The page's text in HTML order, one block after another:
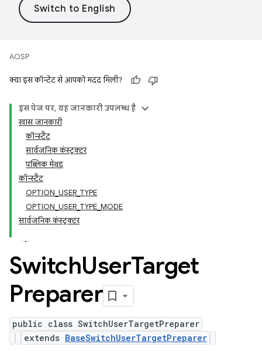
AOSP
क्या इस कॉन्टेंट से आपको मदद मिली?
इस पेज पर, यह जानकारी उपलब्ध है
खास जानकारी
कॉन्स्टैंट
सार्वजनिक कंस्ट्रक्टर
पब्लिक मेथड
कॉन्स्टैंट
OPTION_USER_TYPE
OPTION_USER_TYPE_MODE
सार्वजनिक कंस्ट्रक्टर
SwitchUserTarget
Preparer
public class SwitchUserTargetPreparer
extends BaseSwitchUserTargetPreparer